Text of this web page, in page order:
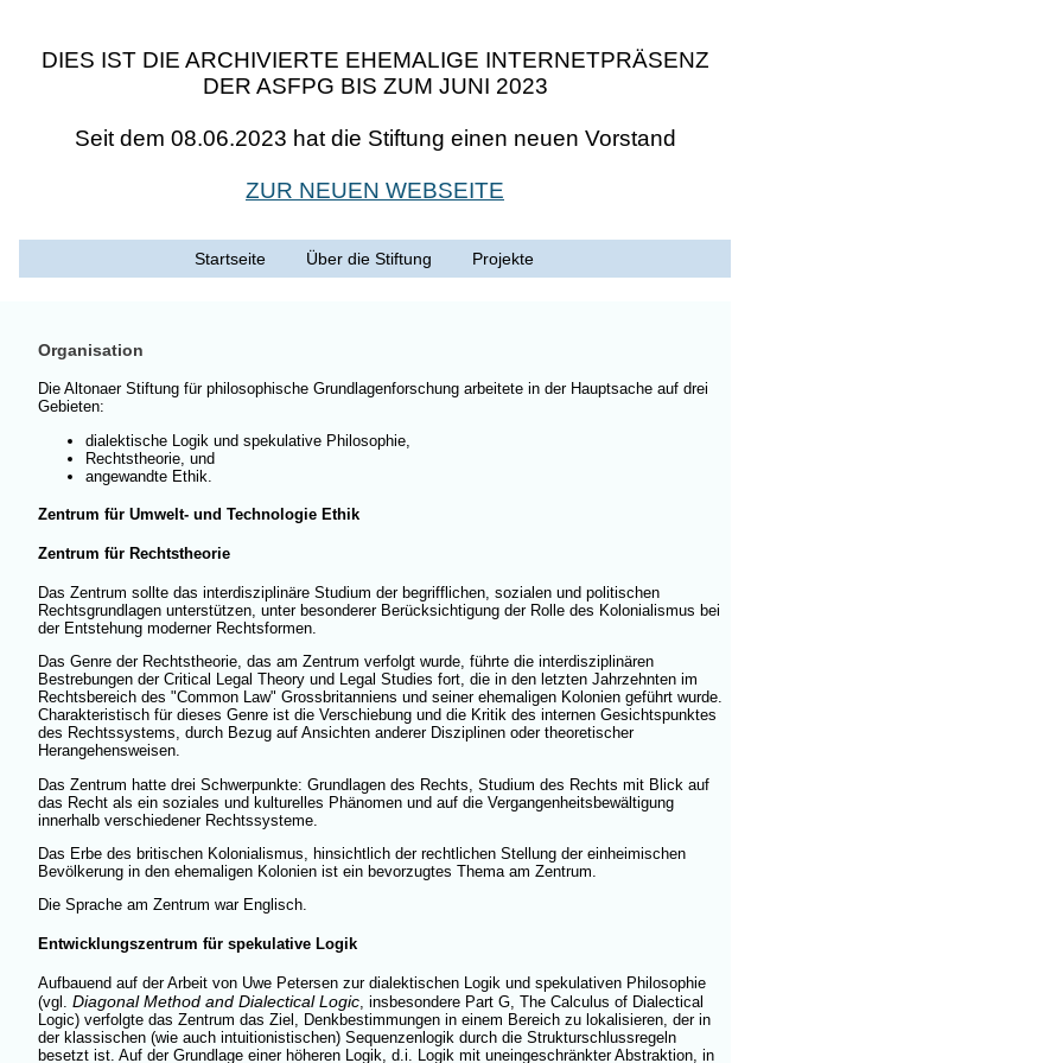
DIES IST DIE ARCHIVIERTE EHEMALIGE INTERNETPRÄSENZ
DER ASFPG BIS ZUM JUNI 2023
Seit dem 08.06.2023 hat die Stiftung einen neuen Vorstand
ZUR NEUEN WEBSEITE
Startseite Über die Stiftung Projekte
Organisation
Die Altonaer Stiftung für philosophische Grundlagenforschung arbeitete in der Hauptsache auf drei
Gebieten:
dialektische Logik und spekulative Philosophie,
Rechtstheorie, und
angewandte Ethik.
Zentrum für Umwelt- und Technologie Ethik
Zentrum für Rechtstheorie
Das Zentrum sollte das interdisziplinäre Studium der begrifflichen, sozialen und politischen
Rechtsgrundlagen unterstützen, unter besonderer Berücksichtigung der Rolle des Kolonialismus bei
der Entstehung moderner Rechtsformen.
Das Genre der Rechtstheorie, das am Zentrum verfolgt wurde, führte die interdisziplinären
Bestrebungen der Critical Legal Theory und Legal Studies fort, die in den letzten Jahrzehnten im
Rechtsbereich des "Common Law" Grossbritanniens und seiner ehemaligen Kolonien geführt wurde.
Charakteristisch für dieses Genre ist die Verschiebung und die Kritik des internen Gesichtspunktes
des Rechtssystems, durch Bezug auf Ansichten anderer Disziplinen oder theoretischer
Herangehensweisen.
Das Zentrum hatte drei Schwerpunkte: Grundlagen des Rechts, Studium des Rechts mit Blick auf
das Recht als ein soziales und kulturelles Phänomen und auf die Vergangenheitsbewältigung
innerhalb verschiedener Rechtssysteme.
Das Erbe des britischen Kolonialismus, hinsichtlich der rechtlichen Stellung der einheimischen
Bevölkerung in den ehemaligen Kolonien ist ein bevorzugtes Thema am Zentrum.
Die Sprache am Zentrum war Englisch.
Entwicklungszentrum für spekulative Logik
Aufbauend auf der Arbeit von Uwe Petersen zur dialektischen Logik und spekulativen Philosophie
(vgl. Diagonal Method and Dialectical Logic , insbesondere Part G, The Calculus of Dialectical
Logic) verfolgte das Zentrum das Ziel, Denkbestimmungen in einem Bereich zu lokalisieren, der in
der klassischen (wie auch intuitionistischen) Sequenzenlogik durch die Strukturschlussregeln
besetzt ist. Auf der Grundlage einer höheren Logik, d.i. Logik mit uneingeschränkter Abstraktion, in